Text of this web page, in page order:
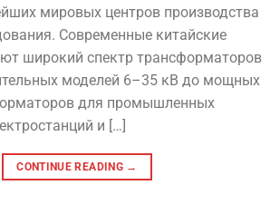
мировых центров производства
Современные китайские
широкий спектр трансформаторов
моделей 6–35 кВ до мощных
для промышленных
и […]
CONTINUE READING →